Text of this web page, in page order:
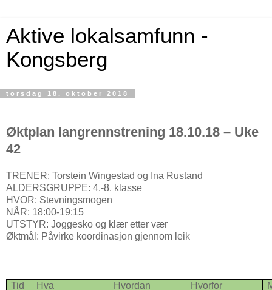
Aktive lokalsamfunn -
Kongsberg
torsdag 18. oktober 2018
Øktplan langrennstrening 18.10.18 – Uke
42
TRENER: Torstein Wingestad og Ina Rustand
ALDERSGRUPPE: 4.-8. klasse
HVOR: Stevningsmogen
NÅR: 18:00-19:15
UTSTYR: Joggesko og klær etter vær
Øktmål: Påvirke koordinasjon gjennom leik
Tid Hva Hvordan Hvorfor